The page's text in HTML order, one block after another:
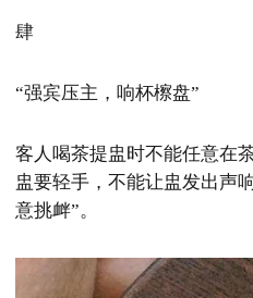
肆
“强宾压主，响杯檫盘”
客人喝茶提盅时不能任意在
盅要轻手，不能让盅发出声
意挑衅”。